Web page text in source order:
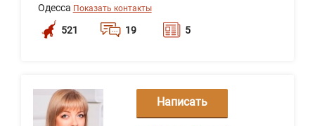
Одесса Показать контакты
521 19 5
Написать